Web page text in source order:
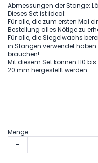
Abmessungen der Stange:
Dieses Set ist ideal:
Für alle, die zum ersten Mal
Bestellung alles Nötige zu
Für alle, die Siegelwachs
in Stangen verwendet
brauchen!
Mit diesem Set können 110
20 mm hergestellt werden.
Menge
-